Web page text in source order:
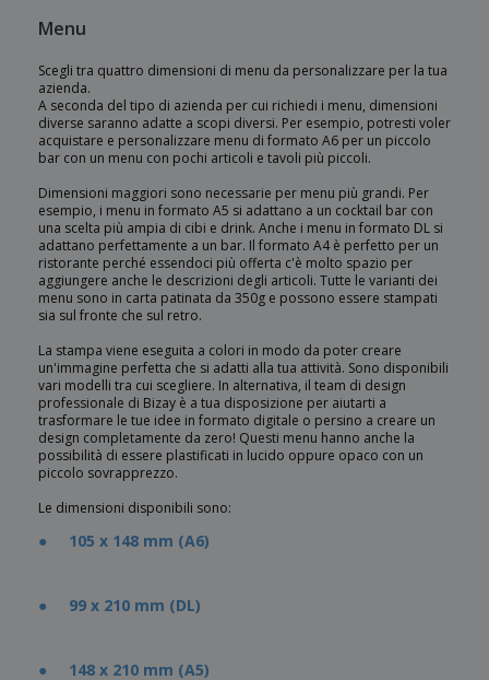
Menu
Scegli tra quattro dimensioni di menu da personalizzare per la tua
azienda.
A seconda del tipo di azienda per cui richiedi i menu, dimensioni
diverse saranno adatte a scopi diversi. Per esempio, potresti voler
acquistare e personalizzare menu di formato A6 per un piccolo
bar con un menu con pochi articoli e tavoli più piccoli.
Dimensioni maggiori sono necessarie per menu più grandi. Per
esempio, i menu in formato A5 si adattano a un cocktail bar con
una scelta più ampia di cibi e drink. Anche i menu in formato DL si
adattano perfettamente a un bar. Il formato A4 è perfetto per un
ristorante perché essendoci più offerta c'è molto spazio per
aggiungere anche le descrizioni degli articoli. Tutte le varianti dei
menu sono in carta patinata da 350g e possono essere stampati
sia sul fronte che sul retro.
La stampa viene eseguita a colori in modo da poter creare
un'immagine perfetta che si adatti alla tua attività. Sono disponibili
vari modelli tra cui scegliere. In alternativa, il team di design
professionale di Bizay è a tua disposizione per aiutarti a
trasformare le tue idee in formato digitale o persino a creare un
design completamente da zero! Questi menu hanno anche la
possibilità di essere plastificati in lucido oppure opaco con un
piccolo sovrapprezzo.
Le dimensioni disponibili sono:
● 105 x 148 mm (A6)
● 99 x 210 mm (DL)
● 148 x 210 mm (A5)